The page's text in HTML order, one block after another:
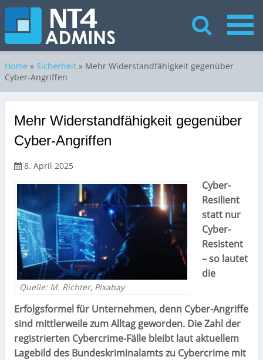
Home » Sicherheit » Mehr Widerstandfähigkeit gegenüber
Cyber-Angriffen
Mehr Widerstandfähigkeit gegenüber
Cyber-Angriffen
8. April 2025
Quelle: M. Richter, Pixabay
Cyber-
Resilient
statt nur
Cyber-
Resistent
– so lautet
die
Erfolgsformel für Unternehmen, denn Cyber-Angriffe
sind mittlerweile zum Alltag geworden. Die Zahl der
registrierten Cybercrime-Fälle bleibt laut aktuellem
Lagebild des Bundeskriminalamts zu Cybercrime mit